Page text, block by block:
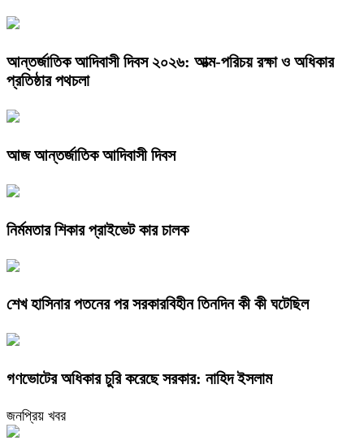
আন্তর্জাতিক আদিবাসী দিবস ২০২৬: আত্ম-পরিচয় রক্ষা ও অধিকার
প্রতিষ্ঠার পথচলা
আজ আন্তর্জাতিক আদিবাসী দিবস
নির্মমতার শিকার প্রাইভেট কার চালক
শেখ হাসিনার পতনের পর সরকারবিহীন তিনদিন কী কী ঘটেছিল
গণভোটের অধিকার চুরি করেছে সরকার: নাহিদ ইসলাম
জনপ্রিয় খবর